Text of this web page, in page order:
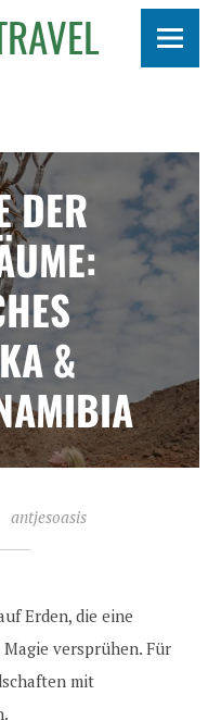
DER
&
antjesoasis
Erden, die eine
versprühen. Für
mit